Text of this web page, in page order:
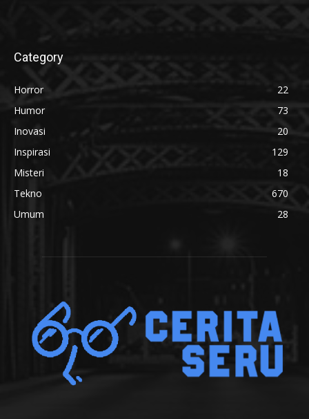
Category
Horror
22
Humor
73
Inovasi
20
Inspirasi
129
Misteri
18
Tekno
670
Umum
28